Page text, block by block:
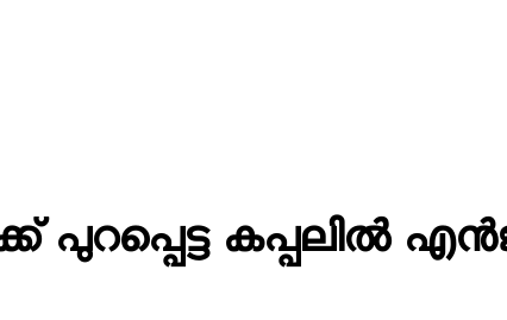
പുറപ്പെട്ട കപ്പലിൽ